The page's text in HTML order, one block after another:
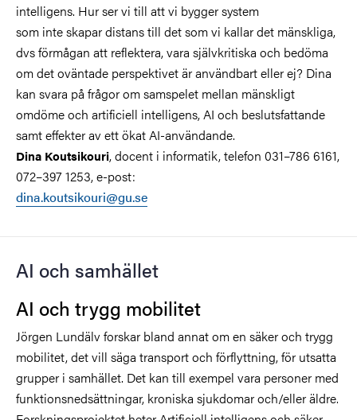
intelligens. Hur ser vi till att vi bygger system
som inte skapar distans till det som vi kallar det mänskliga,
dvs förmågan att reflektera, vara självkritiska och bedöma
om det oväntade perspektivet är användbart eller ej? Dina
kan svara på frågor om samspelet mellan mänskligt
omdöme och artificiell intelligens, AI och beslutsfattande
samt effekter av ett ökat AI-användande.
Dina Koutsikouri, docent i informatik, telefon 031–786 6161,
072–397 1253, e-post:
dina.koutsikouri@gu.se
AI och samhället
AI och trygg mobilitet
Jörgen Lundälv forskar bland annat om en säker och trygg
mobilitet, det vill säga transport och förflyttning, för utsatta
grupper i samhället. Det kan till exempel vara personer med
funktionsnedsättningar, kroniska sjukdomar och/eller äldre.